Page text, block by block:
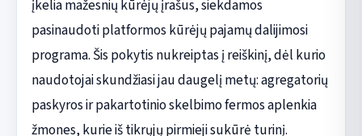
įkelia mažesnių kūrėjų įrašus, siekdamos
pasinaudoti platformos kūrėjų pajamų dalijimosi
programa. Šis pokytis nukreiptas į reiškinį, dėl kurio
naudotojai skundžiasi jau daugelį metų: agregatorių
paskyros ir pakartotinio skelbimo fermos aplenkia
žmones, kurie iš tikrųjų pirmieji sukūrė turinį.